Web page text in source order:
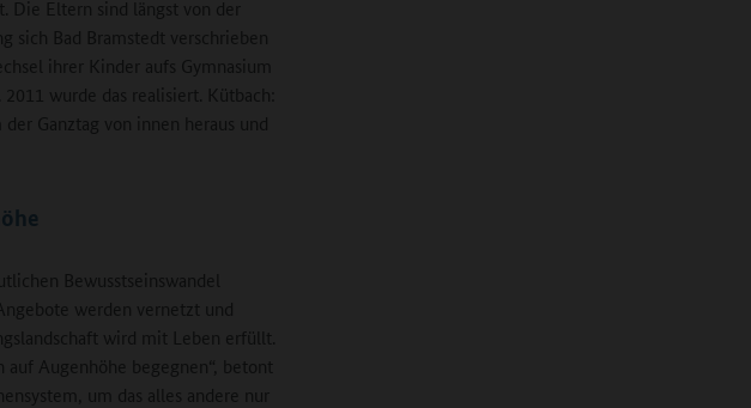
Die Eltern sind längst von der
sich Bad Bramstedt verschrieben
ihrer Kinder aufs Gymnasium
wurde das realisiert. Kütbach:
Ganztag von innen heraus und
Bewusstseinswandel
werden vernetzt und
wird mit Leben erfüllt.
auf Augenhöhe begegnen“, betont
um das alles andere nur